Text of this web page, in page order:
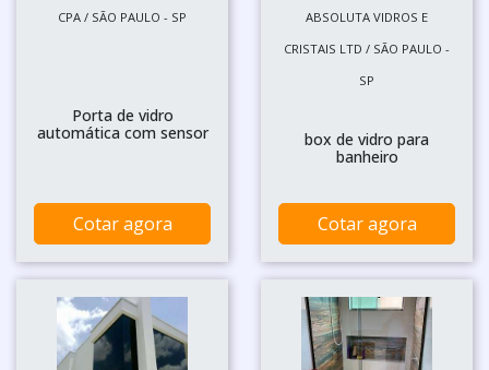
CPA / SÃO PAULO - SP
Porta de vidro
automática com sensor
Cotar agora
ABSOLUTA VIDROS E
CRISTAIS LTD / SÃO PAULO -
SP
box de vidro para
banheiro
Cotar agora